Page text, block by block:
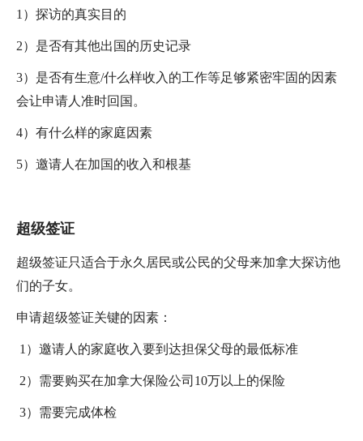
1）探访的真实目的
2）是否有其他出国的历史记录
3）是否有生意/什么样收入的工作等足够紧密牢固的因素
会让申请人准时回国。
4）有什么样的家庭因素
5）邀请人在加国的收入和根基
超级签证
超级签证只适合于永久居民或公民的父母来加拿大探访他
们的子女。
申请超级签证关键的因素：
1）邀请人的家庭收入要到达担保父母的最低标准
2）需要购买在加拿大保险公司10万以上的保险
3）需要完成体检